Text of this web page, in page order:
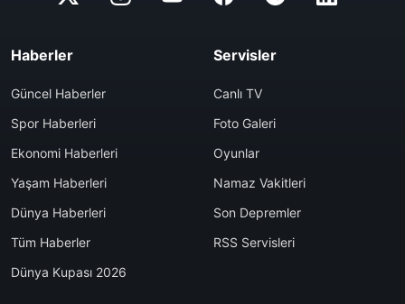
Haberler
Güncel Haberler
Spor Haberleri
Ekonomi Haberleri
Yaşam Haberleri
Dünya Haberleri
Tüm Haberler
Dünya Kupası 2026
Servisler
Canlı TV
Foto Galeri
Oyunlar
Namaz Vakitleri
Son Depremler
RSS Servisleri